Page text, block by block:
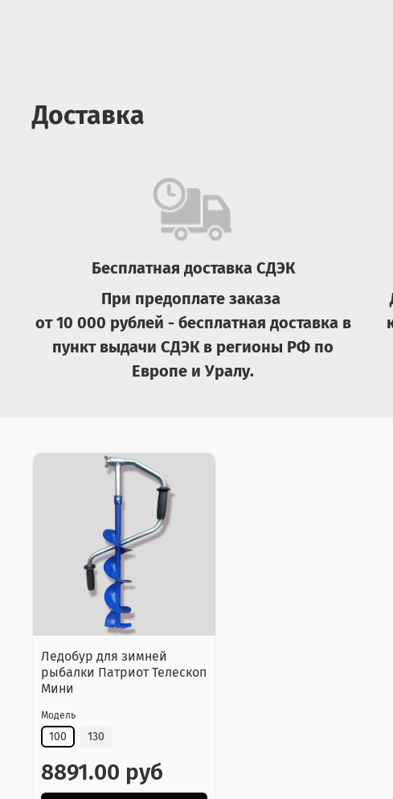
Доставка
Бесплатная доставка СДЭК
При предоплате заказа
от 10 000 рублей - бесплатная доставка в
пункт выдачи СДЭК в регионы РФ по
Европе и Уралу.
Ледобур для зимней
рыбалки Патриот Телескоп
Мини
Модель
100 130
8891.00 руб